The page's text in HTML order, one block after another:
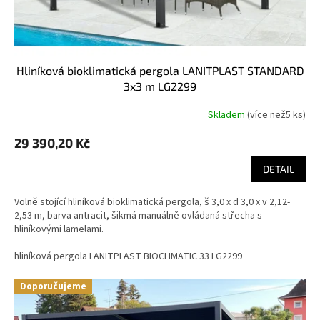
hliníková bioklimatická pergola LANITPLAST STANDARD
3x3 m LG2299
Skladem (více než5 ks)
29 390,20 Kč
DETAIL
Volně stojící hliníková bioklimatická pergola, š 3,0 x d 3,0 x v 2,12-
2,53 m, barva antracit, šikmá manuálně ovládaná střecha s
hliníkovými lamelami.
hliníková pergola LANITPLAST BIOCLIMATIC 33 LG2299
Doporučujeme